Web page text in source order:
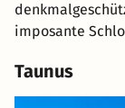
imposante
Taunus